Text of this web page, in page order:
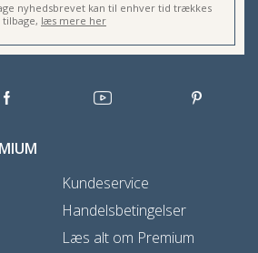
nyhedsbrevet kan til enhver tid trækkes
tilbage, læs mere her
Kundeservice
Handelsbetingelser
Læs alt om Premium